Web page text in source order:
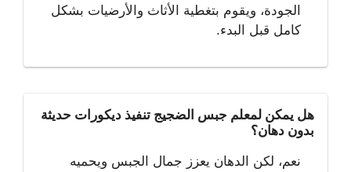
الجودة، ويقوم بتغطية الأثاث والأرضيات بشكل
كامل قبل البدء.
هل يمكن لمعلم جبس الضجيج تنفيذ ديكورات حديثة
بدون دهان؟
نعم، لكن الدهان يعزز جمال الجبس ويحميه